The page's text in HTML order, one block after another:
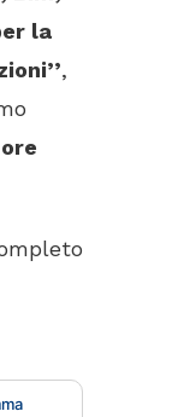
la
,